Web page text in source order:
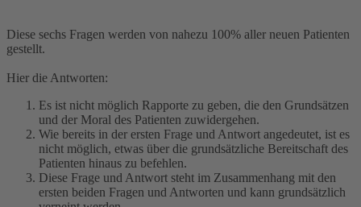
Diese sechs Fragen werden von nahezu 100% aller neuen Patienten
gestellt.
Hier die Antworten:
Es ist nicht möglich Rapporte zu geben, die den Grundsätzen
und der Moral des Patienten zuwidergehen.
Wie bereits in der ersten Frage und Antwort angedeutet, ist es
nicht möglich, etwas über die grundsätzliche Bereitschaft des
Patienten hinaus zu befehlen.
Diese Frage und Antwort steht im Zusammenhang mit den
ersten beiden Fragen und Antworten und kann grundsätzlich